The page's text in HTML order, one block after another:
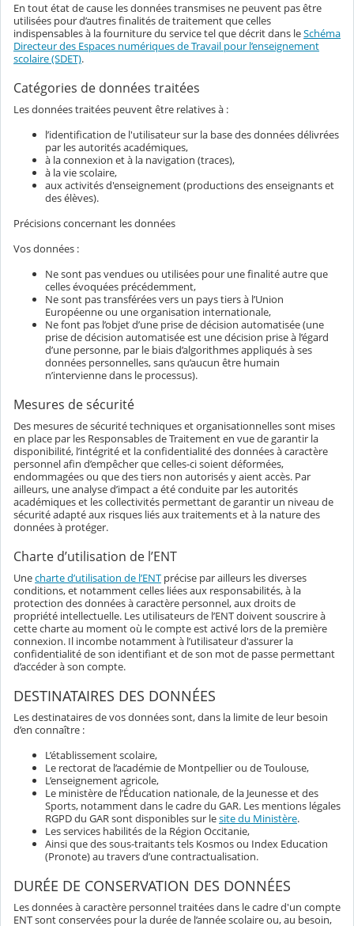
En tout état de cause les données transmises ne peuvent pas être
utilisées pour d’autres finalités de traitement que celles
indispensables à la fourniture du service tel que décrit dans leSchéma
Directeur des Espaces numériques de Travail pour l’enseignement
scolaire (SDET).
Catégories de données traitées
Les données traitées peuvent être relatives à :
l’identification de l'utilisateur sur la base des données délivrées
par les autorités académiques,
à la connexion et à la navigation (traces),
à la vie scolaire,
aux activités d'enseignement (productions des enseignants et
des élèves).
Précisions concernant les données
Vos données :
Ne sont pas vendues ou utilisées pour une finalité autre que
celles évoquées précédemment,
Ne sont pas transférées vers un pays tiers à l’Union
Européenne ou une organisation internationale,
Ne font pas l’objet d’une prise de décision automatisée (une
prise de décision automatisée est une décision prise à l’égard
d’une personne, par le biais d’algorithmes appliqués à ses
données personnelles, sans qu’aucun être humain
n’intervienne dans le processus).
Mesures de sécurité
Des mesures de sécurité techniques et organisationnelles sont mises
en place par les Responsables de Traitement en vue de garantir la
disponibilité, l’intégrité et la confidentialité des données à caractère
personnel afin d’empêcher que celles-ci soient déformées,
endommagées ou que des tiers non autorisés y aient accès. Par
ailleurs, une analyse d’impact a été conduite par les autorités
académiques et les collectivités permettant de garantir un niveau de
sécurité adapté aux risques liés aux traitements et à la nature des
données à protéger.
Charte d’utilisation de l’ENT
Unecharte d’utilisation de l’ENT précise par ailleurs les diverses
conditions, et notamment celles liées aux responsabilités, à la
protection des données à caractère personnel, aux droits de
propriété intellectuelle. Les utilisateurs de l’ENT doivent souscrire à
cette charte au moment où le compte est activé lors de la première
connexion. Il incombe notamment à l’utilisateur d'assurer la
confidentialité de son identifiant et de son mot de passe permettant
d’accéder à son compte.
DESTINATAIRES DES DONNÉES
Les destinataires de vos données sont, dans la limite de leur besoin
d’en connaître :
L’établissement scolaire,
Le rectorat de l’académie de Montpellier ou de Toulouse,
L’enseignement agricole,
Le ministère de l’Éducation nationale, de la Jeunesse et des
Sports, notamment dans le cadre du GAR. Les mentions légales
RGPD du GAR sont disponibles sur lesite du Ministère.
Les services habilités de la Région Occitanie,
Ainsi que des sous-traitants tels Kosmos ou Index Education
(Pronote) au travers d’une contractualisation.
DURÉE DE CONSERVATION DES DONNÉES
Les données à caractère personnel traitées dans le cadre d'un compte
ENT sont conservées pour la durée de l’année scolaire ou, au besoin,